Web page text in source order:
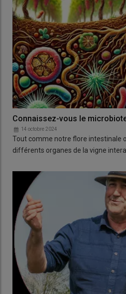
Connaissez-vous le
14 octobre 2024
Tout comme notre flore intestinale
différents organes de la vigne